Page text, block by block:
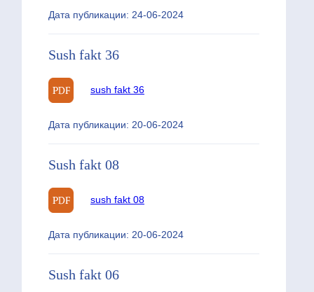
Дата публикации: 24-06-2024
Sush fakt 36
sush fakt 36
Дата публикации: 20-06-2024
Sush fakt 08
sush fakt 08
Дата публикации: 20-06-2024
Sush fakt 06